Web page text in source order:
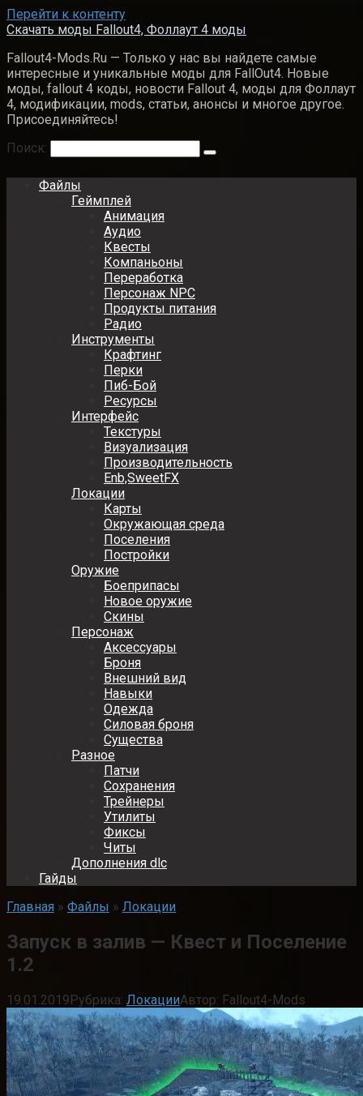
Перейти к контенту
Скачать моды Fallout4, Фоллаут 4 моды
Fallout4-Mods.Ru — Только у нас вы найдете самые
интересные и уникальные моды для FallOut4. Новые
моды, fallout 4 коды, новости Fallout 4, моды для Фоллаут
4, модификации, mods, статьи, анонсы и многое другое.
Присоединяйтесь!
Поиск:
Файлы
Геймплей
Анимация
Аудио
Квесты
Компаньоны
Переработка
Персонаж NPC
Продукты питания
Радио
Инструменты
Крафтинг
Перки
Пиб-Бой
Ресурсы
Интерфейс
Текстуры
Визуализация
Производительность
Enb,SweetFX
Локации
Карты
Окружающая среда
Поселения
Постройки
Оружие
Боеприпасы
Новое оружие
Скины
Персонаж
Аксессуары
Броня
Внешний вид
Навыки
Одежда
Силовая броня
Существа
Разное
Патчи
Сохранения
Трейнеры
Утилиты
Фиксы
Читы
Дополнения dlc
Гайды
Главная » Файлы » Локации
Запуск в залив — Квест и Поселение
1.2
19.01.2019Рубрика: ЛокацииАвтор: Fallout4-Mods